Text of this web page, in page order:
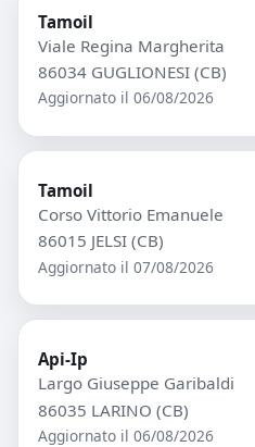
Tamoil
Viale Regina Margherita
86034 GUGLIONESI (CB)
Aggiornato il 06/08/2026
Tamoil
Corso Vittorio Emanuele
86015 JELSI (CB)
Aggiornato il 07/08/2026
Api-Ip
Largo Giuseppe Garibaldi
86035 LARINO (CB)
Aggiornato il 06/08/2026